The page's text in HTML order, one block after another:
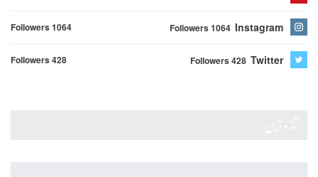
Instagram
Followers 1064
Followers 1064
Twitter
Followers 428
Followers 428